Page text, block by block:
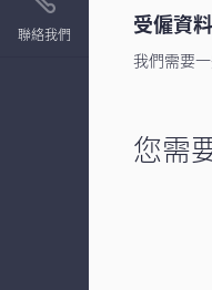
聯絡我們 受僱資料
我們需要
您需